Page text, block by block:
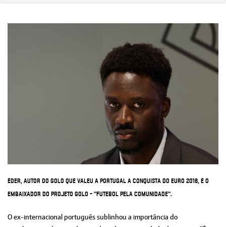
Éder, autor do golo que valeu a Portugal a conquista do Euro 2016, é o
embaixador do Projeto Golo - "Futebol pela Comunidade".
O ex-internacional português sublinhou a importância do